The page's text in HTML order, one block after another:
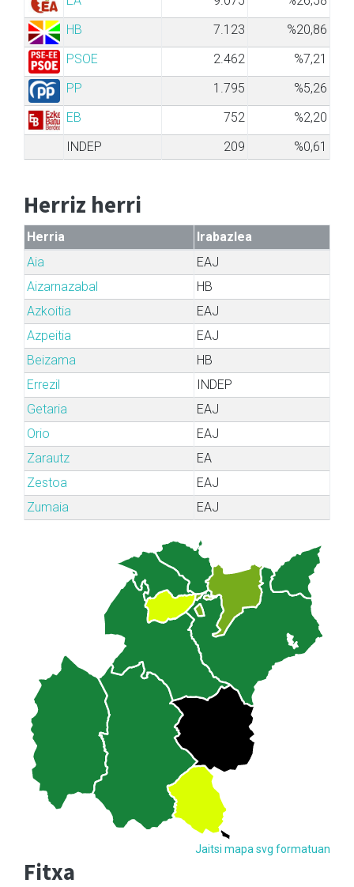
HB
7.123
%20,86
PSOE
2.462
%7,21
PP
1.795
%5,26
EB
752
%2,20
INDEP
209 %0,61
Herriz herri
Herria
Irabazlea
Aia
EAJ
Aizarnazabal
HB
Azkoitia
EAJ
Azpeitia
EAJ
Beizama
HB
Errezil
INDEP
Getaria
EAJ
Orio
EAJ
Zarautz
EA
Zestoa
EAJ
Zumaia
EAJ
Jaitsi mapa svg formatuan
Fitxa